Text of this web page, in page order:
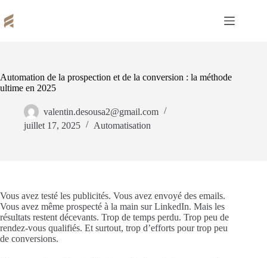
au
contenu
Automation de la prospection et de la conversion : la méthode
ultime en 2025
valentin.desousa2@gmail.com
juillet 17, 2025
Automatisation
Vous avez testé les publicités. Vous avez envoyé des emails.
Vous avez même prospecté à la main sur LinkedIn. Mais les
résultats restent décevants. Trop de temps perdu. Trop peu de
rendez-vous qualifiés. Et surtout, trop d’efforts pour trop peu
de conversions.